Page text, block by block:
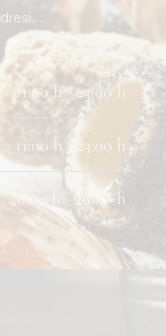
11:00 h - 23:00 h
11:00 h - 23:00 h
10:00 h - 20:00 h